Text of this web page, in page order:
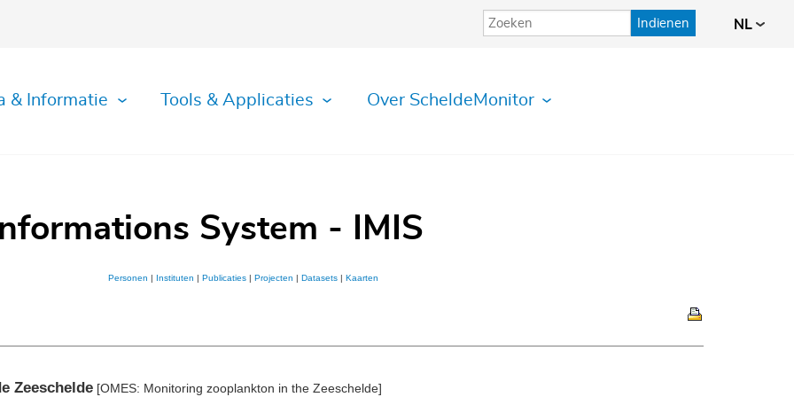
Indienen NL
& Informatie Tools & Applicaties Over ScheldeMonitor
System - IMIS
Personen Instituten Publicaties| Projecten Datasets| Kaarten
Zeeschelde [OMES: Monitoring zooplankton in the Zeeschelde]